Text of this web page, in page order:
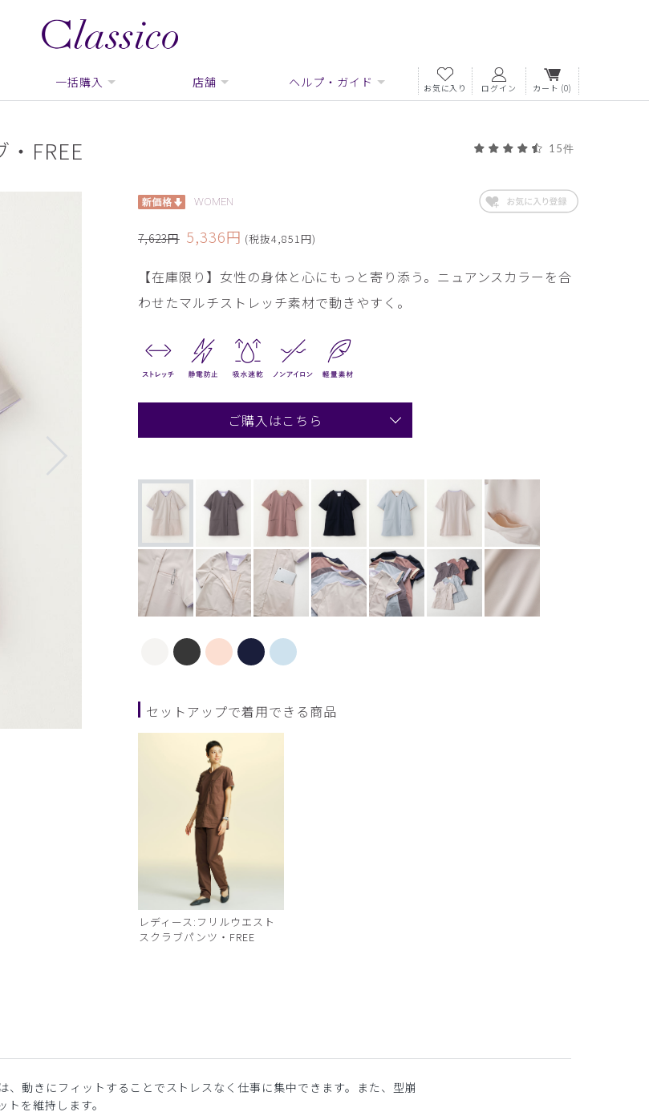
一括購入 店舗 ヘルプ・ガイド お気に入り ログイン カート (0)
FREE 15件
WOMEN
7,623円 5,336円 (税抜4,851円)
【在庫限り】女性の身体と心にもっと寄り添う。ニュアンスカラーを合
わせたマルチストレッチ素材で動きやすく。
ご購入はこちら
セットアップで着用できる商品
レディース:フリルウエスト
スクラブパンツ・FREE
、動きにフィットすることでストレスなく仕事に集中できます。また、型崩
を維持します。